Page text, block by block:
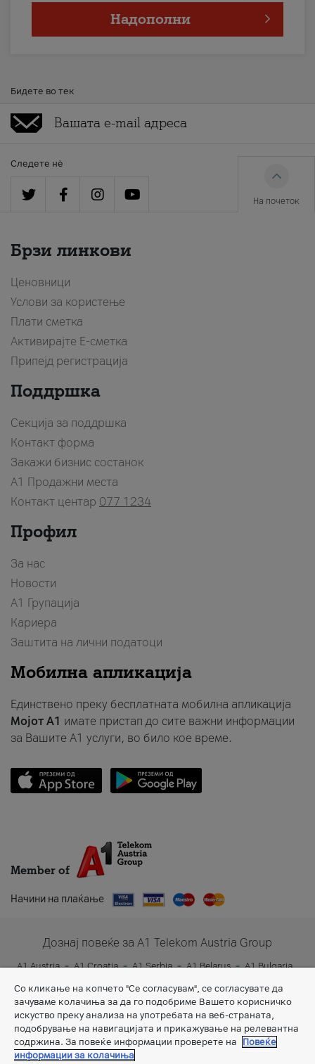
Надополни
Бидете во тек
Следете нè
На почеток
Брзи линкови
Ценовници
Услови за користење
Плати сметка
Активирајте Е-сметка
Припејд регистрација
Поддршка
Секција за поддршка
Контакт форма
Закажи бизнис состанок
A1 Продажни места
Контакт центар 077 1234
Профил
За нас
Новости
А1 Групација
Кариера
Заштита на лични податоци
Мобилна апликација
Единствено преку бесплатната мобилна апликација
Мојот A1 имате пристап до сите важни информации
за Вашите A1 услуги, во било кое време.
Member of
Начини на плаќање
Дознај повеќе за A1 Telekom Austria Group
A1 Austria A1 Croatia A1 Serbia A1 Belarus
A1 Bulgaria
A1 Slovenia
A1 Digital
Со кликање на копчето "Се согласувам", се согласувате да
зачуваме колачиња за да го подобриме Вашето корисничко
искуство преку анализа на употребата на веб-страната,
подобрување на навигацијата и прикажување на релевантна
содржина. За повеќе информации проверете на
Повеќе
информации за колачиња